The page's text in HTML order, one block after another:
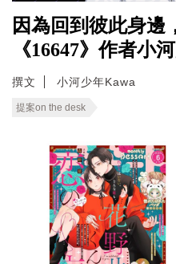
因為回到彼此身
《16647》作者小
撰文 小河少年Kawa
提案on the desk